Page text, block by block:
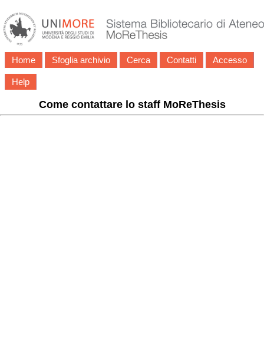
Home Sfoglia archivio Cerca Contatti Accesso
Help
Come contattare lo staff MoReThesis